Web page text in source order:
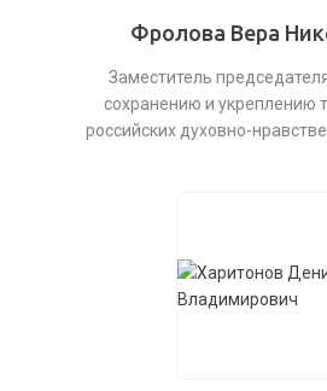
Фролова Вера
Заместитель
сохранению и укреплению
российских духовно-